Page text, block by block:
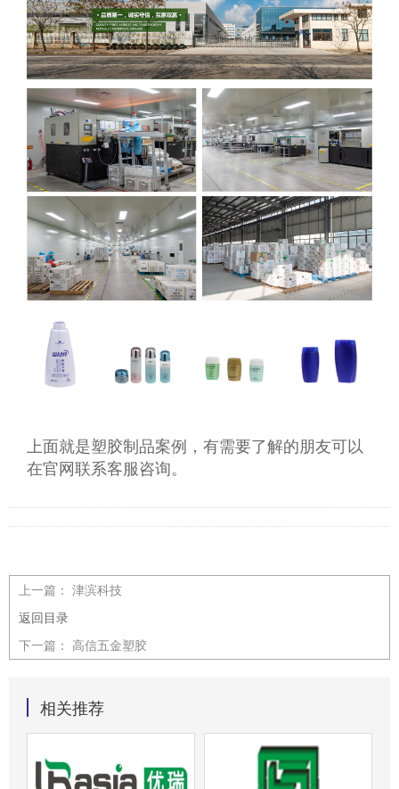
上面就是塑胶制品案例，有需要了解的朋友可以
在官网联系客服咨询。
上一篇： 津滨科技
返回目录
下一篇： 高信五金塑胶
相关推荐